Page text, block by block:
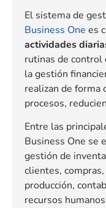
El sistema de
Business One es
actividades
rutinas de control
la gestión
realizan de forma
procesos,
Entre las
Business One se
gestión de
clientes,
producción,
recursos